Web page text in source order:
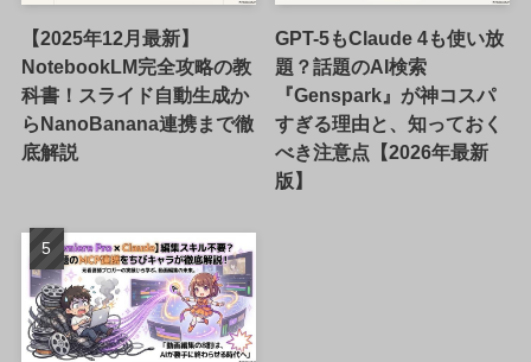
【2025年12月最新】
NotebookLM完全攻略の教
科書！スライド自動生成か
らNanoBanana連携まで徹
底解説
GPT-5もClaude 4も使い放
題？話題のAI検索
『Genspark』が神コスパ
すぎる理由と、知っておく
べき注意点【2026年最新
版】